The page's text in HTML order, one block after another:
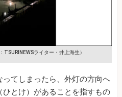
TSURINEWSライター・井上海生）
てしまったら、外灯の方向へ
とけ）があることを指すもの